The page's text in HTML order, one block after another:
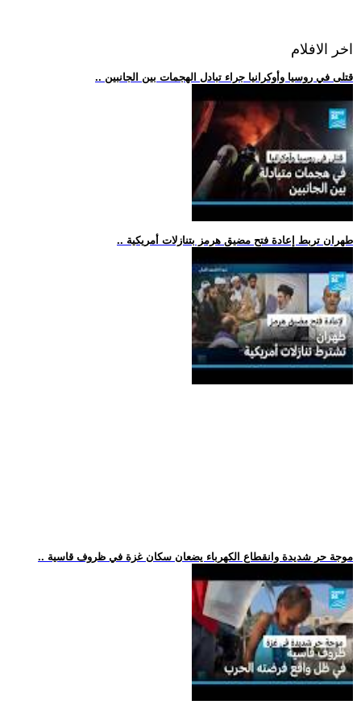
اخر الافلام
.. قتلى في روسيا وأوكرانيا جراء تبادل الهجمات بين الجانبين
.. طهران تربط إعادة فتح مضيق هرمز بتنازلات أمريكية
.. موجة حر شديدة وانقطاع الكهرباء يضعان سكان غزة في ظروف قاسية